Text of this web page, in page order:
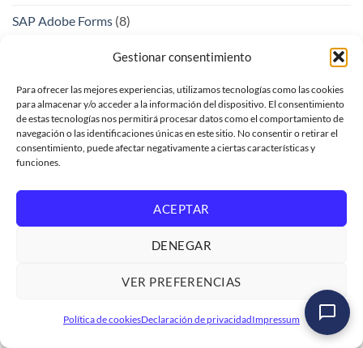
Gestionar consentimiento
Para ofrecer las mejores experiencias, utilizamos tecnologías como las cookies
para almacenar y/o acceder a la información del dispositivo. El consentimiento
de estas tecnologías nos permitirá procesar datos como el comportamiento de
navegación o las identificaciones únicas en este sitio. No consentir o retirar el
consentimiento, puede afectar negativamente a ciertas características y
funciones.
ACEPTAR
DENEGAR
VER PREFERENCIAS
Política de cookiesDeclaración de privacidadImpressum
SAP Adobe Forms (8)
SAP Analytics Cloud(2)
SAP API Management
(1)
SAP BPA(2)
SAP BTP(23)
(2)